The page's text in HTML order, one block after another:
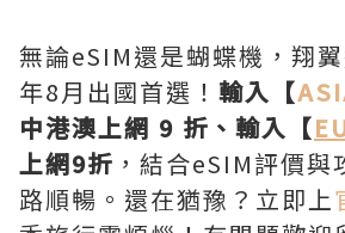
無論eSIM還是蝴蝶機，翔
年8月出國首選！ 輸入【
中港澳上網 9 折、輸入【
上網9折 ，結合eSIM評價與
路順暢。還在猶豫？立即上